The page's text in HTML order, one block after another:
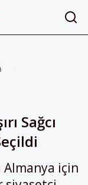
Sağcı
Almanya için